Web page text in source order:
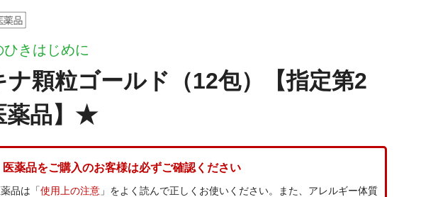
ひきはじめに
ナ顆粒ゴールド（12包）【指定第2
薬品】★
医薬品をご購入のお客様は必ずご確認ください
品は「使用上の注意 」をよく読んで正しくお使いください。また、アレルギー体質